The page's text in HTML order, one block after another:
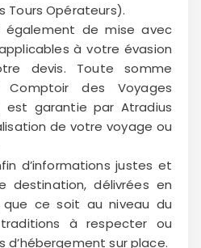
Tours Opérateurs).
également de mise avec
à votre évasion
devis. Toute somme
des Voyages
garantie par Atradius
de votre voyage ou
d’informations justes et
destination, délivrées en
ce soit au niveau du
à respecter ou
d’hébergement sur place.